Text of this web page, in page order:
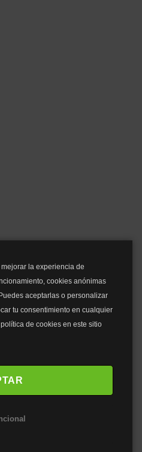
la experiencia de
cookies anónimas
aceptarlas o personalizar
tu consentimiento en cualquier
de cookies en este sitio